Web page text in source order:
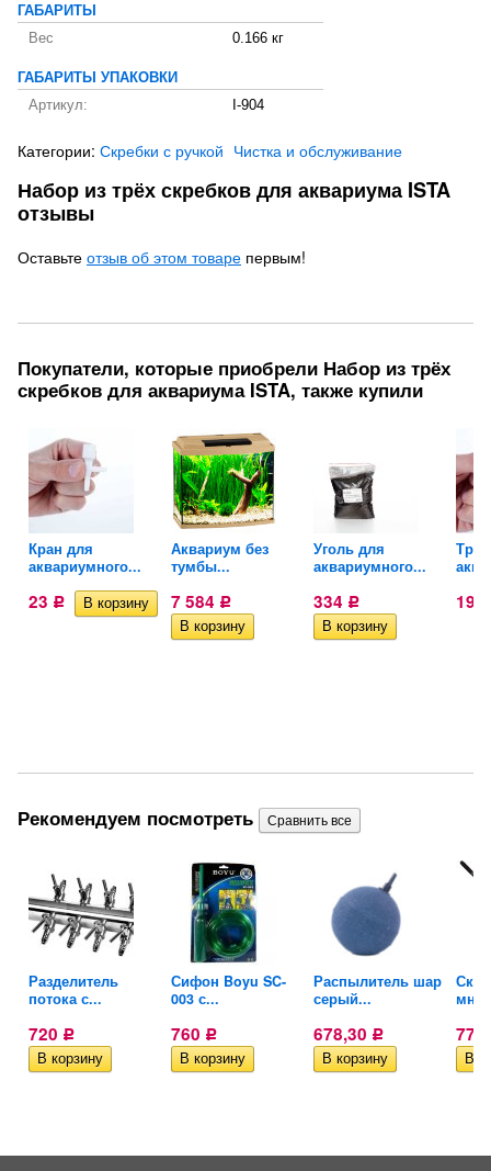
ГАБАРИТЫ
Вес
0.166 кг
ГАБАРИТЫ УПАКОВКИ
Артикул:
I-904
Категории: Скребки с ручкой Чистка и обслуживание
Набор из трёх скребков для аквариума ISTA
отзывы
Оставьте отзыв об этом товаре первым!
Покупатели, которые приобрели Набор из трёх
скребков для аквариума ISTA, также купили
Кран для
аквариумного...
23 Р
Аквариум без
тумбы...
7 584 Р
Уголь для
аквариумного...
334 Р 19
Рекомендуем посмотреть
Разделитель
потока с...
720 Р
Сифон Boyu SC-
003 с...
760 Р
Распылитель шар
серый...
678,30 Р 776